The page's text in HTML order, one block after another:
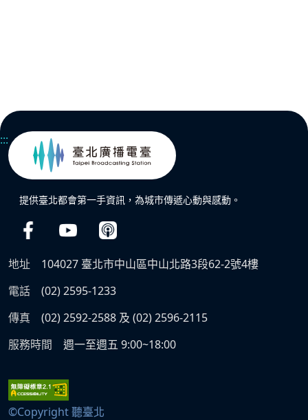
:::
提供臺北都會第一手資訊，為城市傳遞心動與感動。
地址
104027 臺北市中山區中山北路3段62-2號4樓
電話
(02) 2595-1233
傳真
(02) 2592-2588 及 (02) 2596-2115
服務時間
週一至週五 9:00~18:00
©Copyright 聽臺北